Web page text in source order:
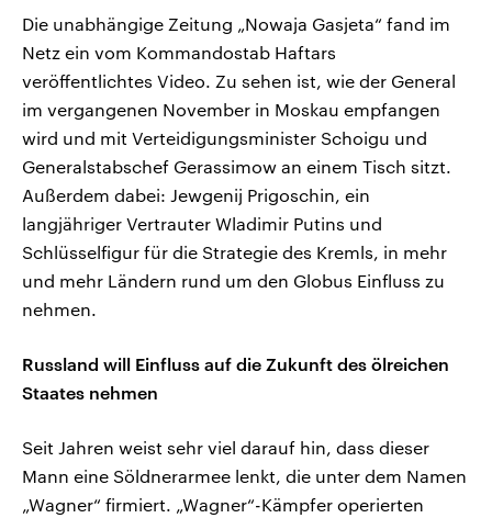
Die unabhängige Zeitung „Nowaja Gasjeta“ fand im
Netz ein vom Kommandostab Haftars
veröffentlichtes Video. Zu sehen ist, wie der General
im vergangenen November in Moskau empfangen
wird und mit Verteidigungsminister Schoigu und
Generalstabschef Gerassimow an einem Tisch sitzt.
Außerdem dabei: Jewgenij Prigoschin, ein
langjähriger Vertrauter Wladimir Putins und
Schlüsselfigur für die Strategie des Kremls, in mehr
und mehr Ländern rund um den Globus Einfluss zu
nehmen.
Russland will Einfluss auf die Zukunft des ölreichen
Staates nehmen
Seit Jahren weist sehr viel darauf hin, dass dieser
Mann eine Söldnerarmee lenkt, die unter dem Namen
„Wagner“ firmiert. „Wagner“-Kämpfer operierten